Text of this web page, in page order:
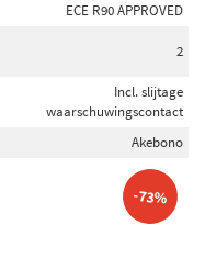
ECE R90 APPROVED
2
Incl. slijtage
waarschuwingscontact
Akebono
-73%